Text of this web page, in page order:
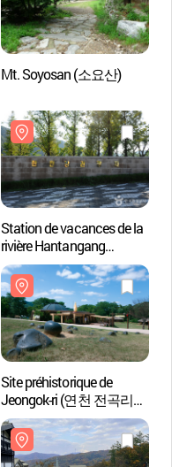
Mt. Soyosan (소요산)
Station de vacances de la
rivière Hantangang
(한탄강 관광지)
Site préhistorique de
Jeongok-ri (연천 전곡리
유적)